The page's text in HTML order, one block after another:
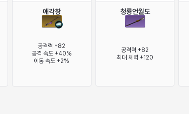
애각창
공격력 +82
공격 속도 +40%
이동 속도 +2%
청룡언월도
공격력 +82
최대 체력 +120